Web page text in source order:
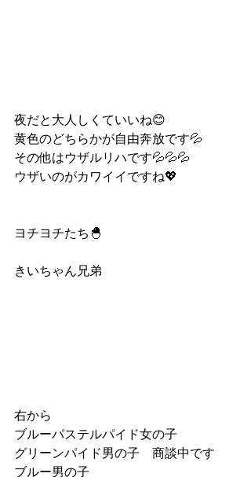
夜だと大人しくていいね😊
黄色のどちらかが自由奔放です💦
その他はウザルリハです💦💦💦
ウザいのがカワイイですね💖
ヨチヨチたち🐣
きいちゃん兄弟
右から
ブルーパステルパイド女の子
グリーンパイド男の子　商談中です
ブルー男の子